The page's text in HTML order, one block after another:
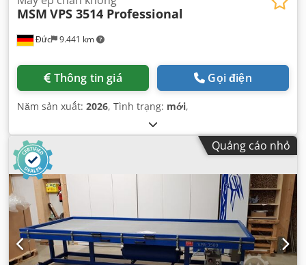
Đức 9.441 km
MSM VPS 3514 Professional
Thông tin giá Gọi điện
Năm sản xuất: 2026, Tình trạng: mới,
Quảng cáo nhỏ